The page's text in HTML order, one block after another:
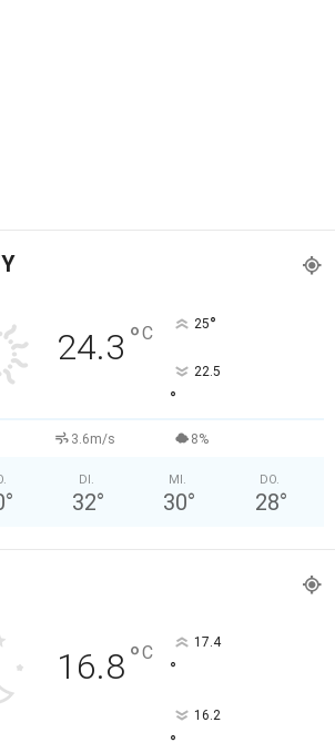
24.3 °C 25°
22.5
°
3.6m/s 8%
°
DI.
32°
MI.
30°
DO.
28°
16.8°C 17.4
°
16.2
°